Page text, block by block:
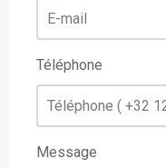
Téléphone
Message